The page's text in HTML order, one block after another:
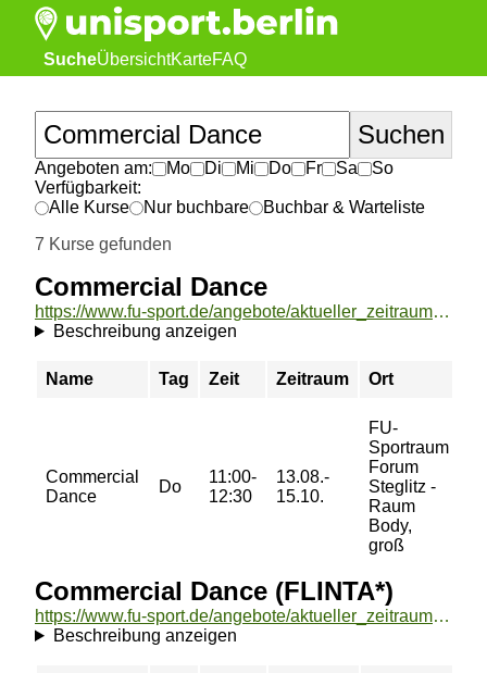
SucheÜbersichtKarteFAQ
Angeboten am: Mo Di Mi Do Fr Sa
So
Verfügbarkeit:
Alle Kurse
Nur buchbare
Buchbar & Warteliste
7 Kurse gefunden
Commercial Dance
https://www.fu-sport.de/angebote/aktueller_zeitraum/_Commercial_Dance.html
Beschreibung anzeigen
Name Tag Zeit Zeitraum Ort
Commercial
Dance
Do
11:00-
12:30
13.08.-
15.10.
FU-
Sportraum
Forum
Steglitz -
Raum
Body,
groß
Commercial Dance (FLINTA*)
https://www.fu-sport.de/angebote/aktueller_zeitraum/_Commercial_Dance__FLINTA__.html
Beschreibung anzeigen